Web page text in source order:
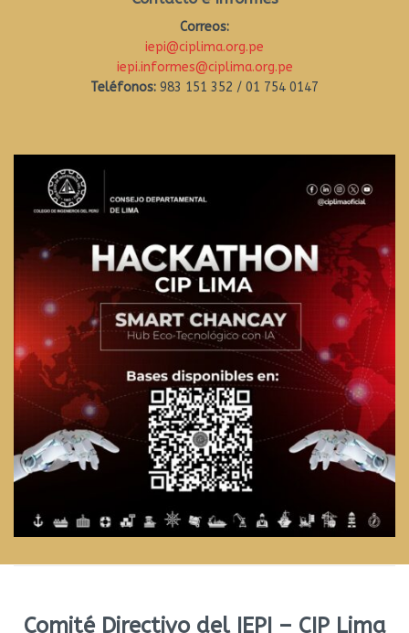
Correos:
iepi@ciplima.org.pe
iepi.informes@ciplima.org.pe
Teléfonos: 983 151 352 / 01 754 0147
Comité Directivo del IEPI – CIP Lima